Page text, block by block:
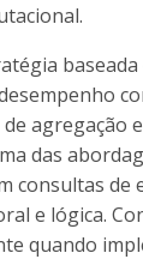
baseada
agregação
das
consultas de
e lógica.
quando